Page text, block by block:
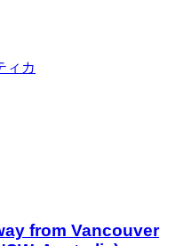
ィカ
from Vancouver